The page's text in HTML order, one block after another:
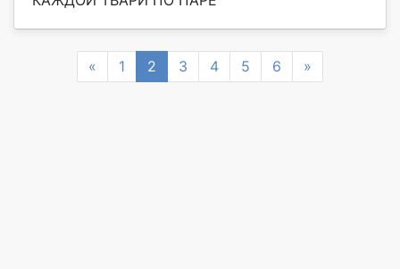
« Previous
1 2 3 4 5 6 »